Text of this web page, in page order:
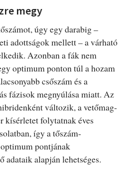
megy
úgy egy darabig –
adottságok mellett – a várható
Azonban a fák nem
optimum ponton túl a hozam
csőszám és a
fázisok megnyúlása miatt. Az
változik, a vetőmag-
kísérletet folytatnak éves
így a tőszám-
pontjának
adataik alapján lehetséges.